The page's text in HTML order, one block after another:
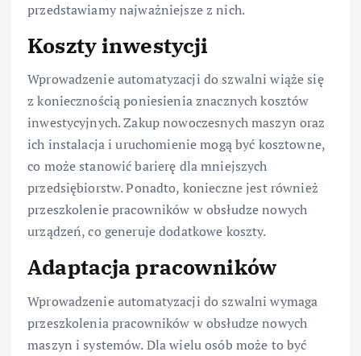
przedstawiamy najważniejsze z nich.
Koszty inwestycji
Wprowadzenie automatyzacji do szwalni wiąże się
z koniecznością poniesienia znacznych kosztów
inwestycyjnych. Zakup nowoczesnych maszyn oraz
ich instalacja i uruchomienie mogą być kosztowne,
co może stanowić barierę dla mniejszych
przedsiębiorstw. Ponadto, konieczne jest również
przeszkolenie pracowników w obsłudze nowych
urządzeń, co generuje dodatkowe koszty.
Adaptacja pracowników
Wprowadzenie automatyzacji do szwalni wymaga
przeszkolenia pracowników w obsłudze nowych
maszyn i systemów. Dla wielu osób może to być